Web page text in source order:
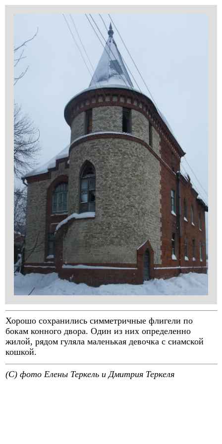
Хорошо сохранились симметричные флигели по
бокам конного двора. Один из них определенно
жилой, рядом гуляла маленькая девочка с сиамской
кошкой.
(C) фото Елены Теркель и Дмитрия Теркеля